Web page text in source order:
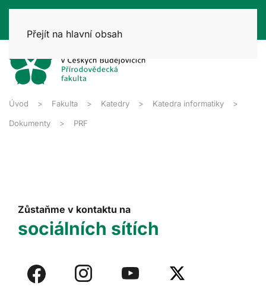
Přejít na hlavní obsah
Úvod Fakulta Katedry Katedra informatiky
Dokumenty PRF
Zůstaňme v kontaktu na
sociálních sítích